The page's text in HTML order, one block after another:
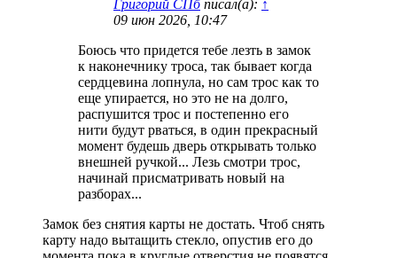
Григорий СПбписал(а): ↑
09 июн 2026, 10:47
Боюсь что придется тебе лезть в замок
к наконечнику троса, так бывает когда
сердцевина лопнула, но сам трос как то
еще упирается, но это не на долго,
распушится трос и постепенно его
нити будут рваться, в один прекрасный
момент будешь дверь открывать только
внешней ручкой... Лезь смотри трос,
начинай присматривать новый на
разборах...
Замок без снятия карты не достать. Чтоб снять
карту надо вытащить стекло, опустив его до